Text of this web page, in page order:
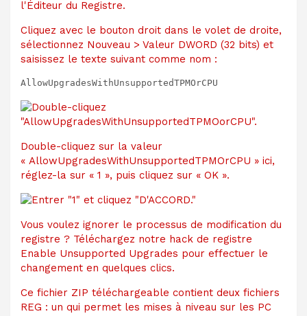
Cliquez avec le bouton droit dans le volet de droite,
sélectionnez Nouveau > Valeur DWORD (32 bits) et
saisissez le texte suivant comme nom :
AllowUpgradesWithUnsupportedTPMOrCPU
Double-cliquez sur la valeur
« AllowUpgradesWithUnsupportedTPMOrCPU » ici,
réglez-la sur « 1 », puis cliquez sur « OK ».
Vous voulez ignorer le processus de modification du
registre ? Téléchargez notre hack de registre
Enable Unsupported Upgrades pour effectuer le
changement en quelques clics.
Ce fichier ZIP téléchargeable contient deux fichiers
REG : un qui permet les mises à niveau sur les PC